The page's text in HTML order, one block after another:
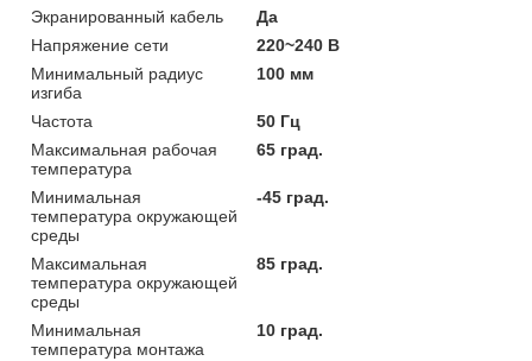
Экранированный кабель
Да
Напряжение сети
220~240 В
Минимальный радиус
изгиба
100 мм
Частота
50 Гц
Максимальная рабочая
температура
65 град.
Минимальная
температура окружающей
среды
-45 град.
Максимальная
температура окружающей
среды
85 град.
Минимальная
температура монтажа
10 град.